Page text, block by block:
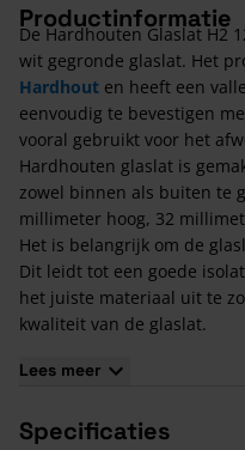
Productinformatie
De Hardhouten Glaslat H2
wit gegronde glaslat. Het
Hardhout en heeft een
eenvoudig te bevestigen
vooral gebruikt voor het
Hardhouten glaslat is
zowel binnen als buiten te
millimeter hoog, 32
Het is belangrijk om de
Dit leidt tot een goede
het juiste materiaal uit te
kwaliteit van de glaslat.
Kenmerken Hardhouten
460 centimeter lang. Het
Lees meer
Specificaties